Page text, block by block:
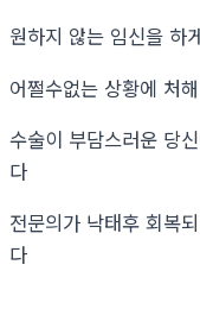
원하지 않는 임신을 하
어쩔수없는 상황에 처해
수술이 부담스러운 당
다
전문의가 낙태후 회복
다